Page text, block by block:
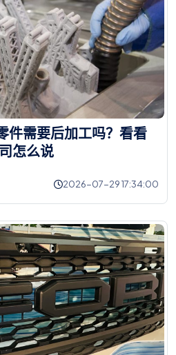
件需要后加工吗？ 看看
怎么说
2026-07-29 17:34:00